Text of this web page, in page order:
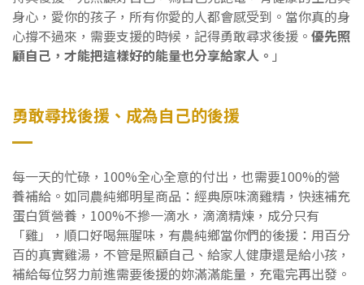
身心，愛你的孩子，所有你愛的人都會感受到。當你真的身
心撐不過來，需要支援的時候，記得勇敢尋求後援。 優先照
顧自己，才能把這樣好的能量也分享給家人。 」
勇敢尋找後援、成為自己的後援
每一天的忙碌，100%全心全意的付出，也需要100%的營
養補給。如同農純鄉明星商品：經典原味滴雞精，快速補充
蛋白質營養，100%不摻一滴水，滴滴精煉，成分只有
「雞」，順口好喝無腥味，有農純鄉當你們的後援：用百分
百的真實雞湯，不管是照顧自己、給家人健康還是給小孩，
補給每位努力前進需要後援的妳滿滿能量，充電完再出發。